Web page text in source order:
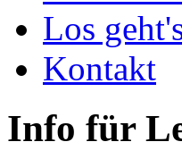
Los
Kontakt
Info für